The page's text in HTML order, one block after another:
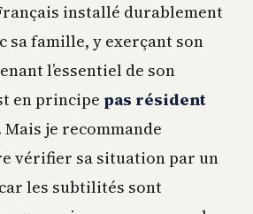
installé durablement
sa famille, y exerçant son
l’essentiel de son
en principe pas résident
Mais je recommande
vérifier sa situation par un
les subtilités sont